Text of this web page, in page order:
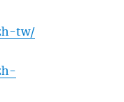
tw/